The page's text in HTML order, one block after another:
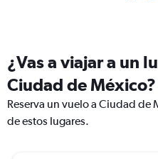
¿Vas a viajar a un
Ciudad de México?
Reserva un vuelo a Ciudad
de estos lugares.